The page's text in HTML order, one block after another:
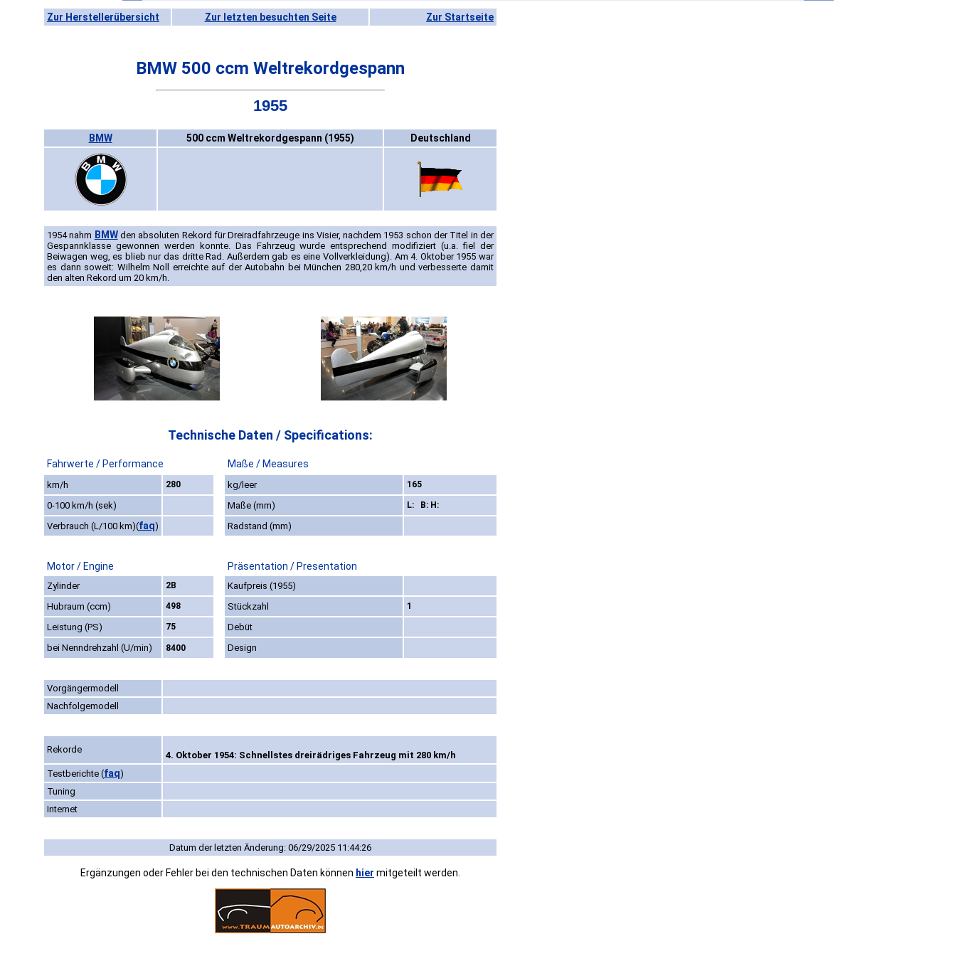
Zur Herstellerübersicht Zur letzten besuchten Seite Zur Startseite
BMW 500 ccm Weltrekordgespann
1955
BMW 500 ccm Weltrekordgespann (1955) Deutschland
1954 nahm BMWden absoluten Rekord für Dreiradfahrzeuge ins Visier, nachdem 1953 schon der Titel in der
Gespannklasse gewonnen werden konnte. Das Fahrzeug wurde entsprechend modifiziert (u.a. fiel der
Beiwagen weg, es blieb nur das dritte Rad. Außerdem gab es eine Vollverkleidung). Am 4. Oktober 1955 war
es dann soweit: Wilhelm Noll erreichte auf der Autobahn bei München 280,20 km/h und verbesserte damit
den alten Rekord um 20 km/h.
Technische Daten / Specifications:
Fahrwerte / Performance Maße / Measures
km/h 280 kg/leer 165
0-100 km/h (sek) Maße (mm) L: B: H:
Verbrauch (L/100 km)(faq) Radstand (mm)
Motor / Engine Präsentation / Presentation
Zylinder 2B
Kaufpreis (1955)
Hubraum (ccm)
498 Stückzahl 1
Leistung (PS) 75
Debüt
bei Nenndrehzahl (U/min)
8400 Design
Vorgängermodell
Nachfolgemodell
Rekorde
4. Oktober 1954: Schnellstes dreirädriges Fahrzeug mit 280 km/h
Testberichte (faq)
Tuning
Internet
Datum der letzten Änderung: 06/29/2025 11:44:26
Ergänzungen oder Fehler bei den technischen Daten können hier mitgeteilt werden.